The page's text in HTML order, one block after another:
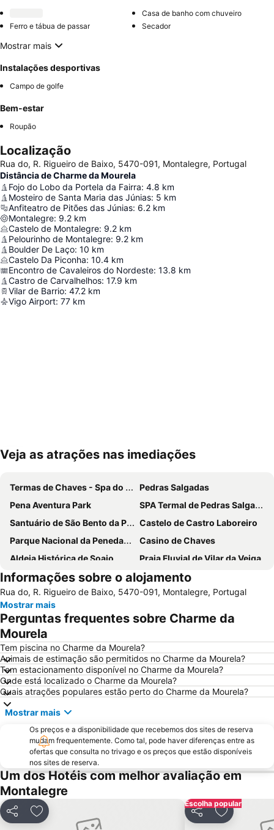
Casa de banho com chuveiro
Ferro e tábua de passar
Secador
Mostrar mais
Instalações desportivas
Campo de golfe
Bem-estar
Roupão
Localização
Rua do, R. Rigueiro de Baixo, 5470-091, Montalegre, Portugal
Distância de Charme da Mourela
Fojo do Lobo da Portela da Fairra: 4.8 km
Mosteiro de Santa Maria das Júnias: 5 km
Anfiteatro de Pitões das Júnias: 6.2 km
Montalegre: 9.2 km
Castelo de Montalegre: 9.2 km
Pelourinho de Montalegre: 9.2 km
Boulder De Laço: 10 km
Castelo Da Piconha: 10.4 km
Encontro de Cavaleiros do Nordeste: 13.8 km
Castro de Carvalhelhos: 17.9 km
Vilar de Barrio: 47.2 km
Vigo Airport: 77 km
Ampliar mapa
Veja as atrações nas imediações
Termas de Chaves - Spa do Imperador
Pedras Salgadas
Pena Aventura Park
SPA Termal de Pedras Salgadas
Santuário de São Bento da Porta Aberta
Castelo de Castro Laboreiro
Parque Nacional da Peneda-Gerês
Casino de Chaves
Aldeia Histórica de Soajo
Praia Fluvial de Vilar da Veiga
Bom Jesus do Monte
Cascata do Tahiti - Ermida
Aquático de Fafe
Lago dos Cisnes
DiverLanhoso
Albufeira do Ermal
Elevador do Bom Jesus do Monte
Parque Natural da Baixa Limia Serra do Xurés
Fluvial de Adaúfe
Cascata de Fisgas de Ermelo
Parque Natural do Alvão
Barragem do Alto-Lindoso
Cascata do Arado
Praia Fluvial de Ponte da Barca
Parque Termal do Peso
Complexo Desportivo Universitário de Gualtar
Chaves Airport
Núcleo Ferroviário de Arco de Baúlhe
Trilho do Vale do Teixeira
Igreja de Geraz do Minho
Maria da Fonte
Castelo de Chaves
Santuário de Nossa Senhora da Graça
Santuário de Nossa Senhora do Sameiro
Santuário da Nossa Senhora do Porto de Ave
Vila de Allariz
Cascata de Leonte
Informações sobre o alojamento
Rua do, R. Rigueiro de Baixo, 5470-091, Montalegre, Portugal
Mostrar mais
Perguntas frequentes sobre Charme da
Mourela
Tem piscina no Charme da Mourela?
Animais de estimação são permitidos no Charme da Mourela?
Tem estacionamento disponível no Charme da Mourela?
Onde está localizado o Charme da Mourela?
Quais atrações populares estão perto do Charme da Mourela?
Mostrar mais
Os preços e a disponibilidade que recebemos dos sites de reserva
mudam frequentemente. Como tal, pode haver diferenças entre as
ofertas que consulta no trivago e os preços que estão disponíveis
nos sites de reserva.
Um dos Hotéis com melhor avaliação em
Montalegre
PartilharAdicionar aos favoritos
Escolha popular
PartilharAdicionar